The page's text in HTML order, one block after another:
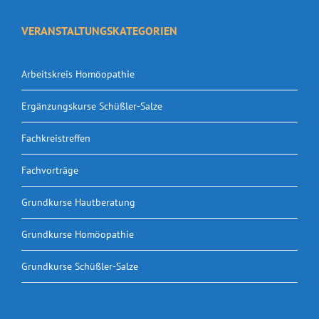
VERANSTALTUNGSKATEGORIEN
Arbeitskreis Homöopathie
Ergänzungskurse Schüßler-Salze
Fachkreistreffen
Fachvorträge
Grundkurse Hautberatung
Grundkurse Homöopathie
Grundkurse Schüßler-Salze